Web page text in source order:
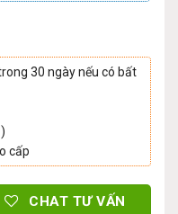
30 ngày nếu có bất
cấp
CHAT TƯ VẤN